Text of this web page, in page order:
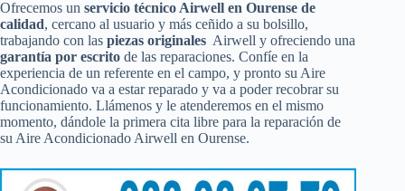
Ofrecemos un servicio técnico Airwell en Ourense de
calidad, cercano al usuario y más ceñido a su bolsillo,
trabajando con las piezas originales Airwell y ofreciendo una
garantía por escrito de las reparaciones. Confíe en la
experiencia de un referente en el campo, y pronto su Aire
Acondicionado va a estar reparado y va a poder recobrar su
funcionamiento. Llámenos y le atenderemos en el mismo
momento, dándole la primera cita libre para la reparación de
su Aire Acondicionado Airwell en Ourense.